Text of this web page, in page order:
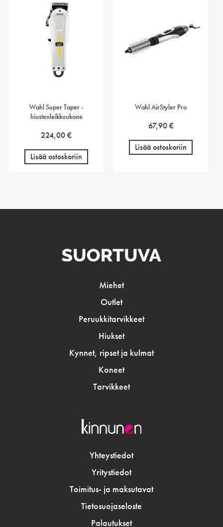
Wahl Super Taper -
hiustenleikkuukone
224,00€
Lisää ostoskoriin
Wahl AirStyler Pro
67,90€
Lisää ostoskoriin
Miehet
Outlet
Peruukkitarvikkeet
Hiukset
Kynnet, ripset ja kulmat
Koneet
Tarvikkeet
Yhteystiedot
Yritystiedot
Toimitus- ja maksutavat
Tietosuojaseloste
Palautukset